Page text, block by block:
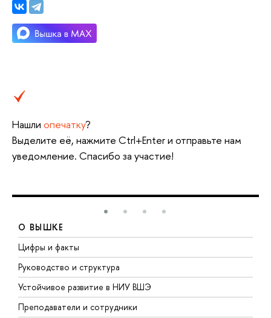
Нашли опечатку?
Выделите её, нажмите Ctrl+Enter и отправьте нам
уведомление. Спасибо за участие!
О ВЫШКЕ
Цифры и факты
Руководство и структура
Устойчивое развитие в НИУ ВШЭ
Преподаватели и сотрудники